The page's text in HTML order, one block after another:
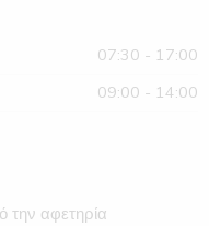
07:30 - 17:00
09:00 - 14:00
την αφετηρία